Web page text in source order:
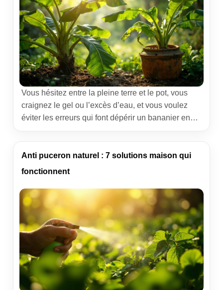
Vous hésitez entre la pleine terre et le pot, vous
craignez le gel ou l’excès d’eau, et vous voulez
éviter les erreurs qui font dépérir un bananier en
d’installation. Voilà notre méthode claire, issue du
terrain, pour réussir durablement votre bananier, au
Anti puceron naturel : 7 solutions maison qui
fonctionnent